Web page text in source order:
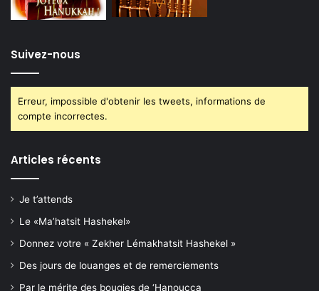
Suivez-nous
Erreur, impossible d'obtenir les tweets, informations de
compte incorrectes.
Articles récents
Je t’attends
Le «Ma’hatsit Hashekel»
Donnez votre « Zekher Lémakhatsit Hashekel »
Des jours de louanges et de remerciements
Par le mérite des bougies de ‘Hanoucca